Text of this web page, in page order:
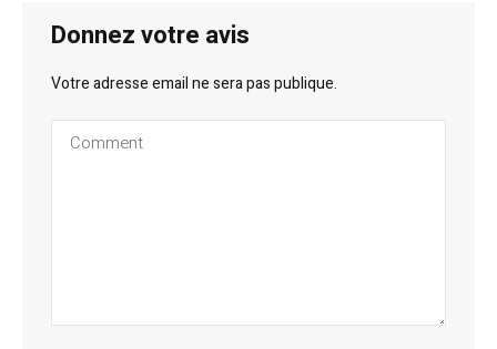
Donnez votre avis
Votre adresse email ne sera pas publique.